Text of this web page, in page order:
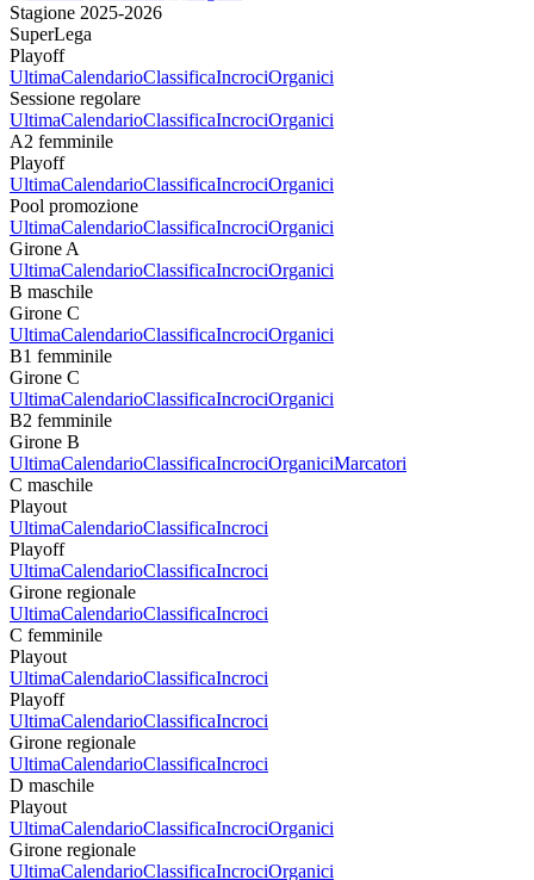
Stagione 2025-2026
SuperLega
Playoff
UltimaCalendarioClassificaIncrociOrganici
Sessione regolare
UltimaCalendarioClassificaIncrociOrganici
A2 femminile
Playoff
UltimaCalendarioClassificaIncrociOrganici
Pool promozione
UltimaCalendarioClassificaIncrociOrganici
Girone A
UltimaCalendarioClassificaIncrociOrganici
B maschile
Girone C
UltimaCalendarioClassificaIncrociOrganici
B1 femminile
Girone C
UltimaCalendarioClassificaIncrociOrganici
B2 femminile
Girone B
UltimaCalendarioClassificaIncrociOrganiciMarcatori
C maschile
Playout
UltimaCalendarioClassificaIncroci
Playoff
UltimaCalendarioClassificaIncroci
Girone regionale
UltimaCalendarioClassificaIncroci
C femminile
Playout
UltimaCalendarioClassificaIncroci
Playoff
UltimaCalendarioClassificaIncroci
Girone regionale
UltimaCalendarioClassificaIncroci
D maschile
Playout
UltimaCalendarioClassificaIncrociOrganici
Girone regionale
UltimaCalendarioClassificaIncrociOrganici